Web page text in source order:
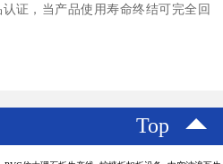
证，当产品使用寿命终结可完全回
Top